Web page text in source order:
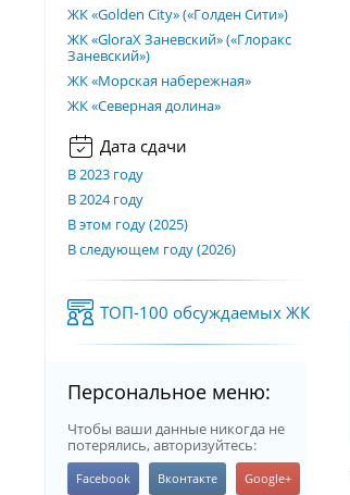
ЖК «Golden City» («Голден Сити»)
ЖК «GloraX Заневский»​ («Глоракс
Заневский»)
ЖК «Морская набережная»
ЖК «Северная долина»
Дата сдачи
В 2023 году
В 2024 году
В этом году (2025)
В следующем году (2026)
ТОП-100 обсуждаемых ЖК
Персональное меню:
Чтобы ваши данные никогда не
потерялись, авторизуйтесь: